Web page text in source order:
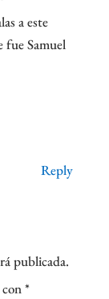
a este
fue Samuel
Reply
publicada.
*